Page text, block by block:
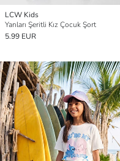
LCW Kids
Yanları Şeritli Kız Çocuk Şort
5.99 EUR